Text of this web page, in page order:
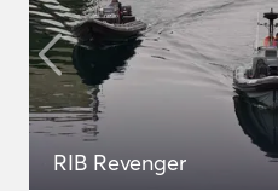
RIB Revenger